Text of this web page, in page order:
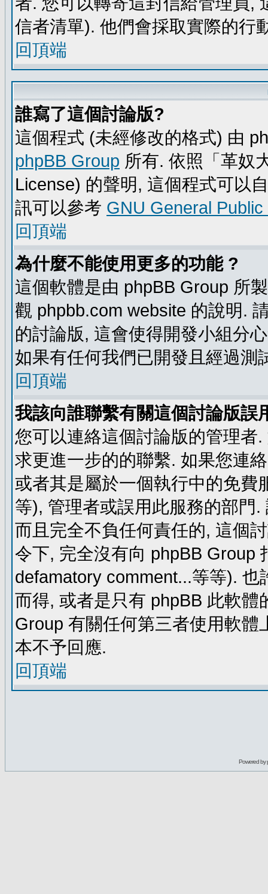
信者清單). 他們會採取實際的行
回頂端
誰寫了這個討論版?
這個程式 (未經修改的格式) 由
phpBB Group 所有. 依照「革奴
License) 的聲明, 這個程式可以
訊可以參考 GNU General
回頂端
為什麼不能使用更多的功能 ?
這個軟體是由 phpBB Group 所
觀 phpbb.com website 的說明.
的討論版, 這會使得開發小組分
如果有任何我們已開發且經過測
回頂端
我該向誰聯繫有關這個討論版誤
您可以連絡這個討論版的管理者
求更進一步的的聯繫. 如果您連
或者其是屬於一個執行中的免費
等), 管理者或誤用此服務的部門
而且完全不負任何責任的, 這個
令下, 完全沒有向 phpBB Group
defamatory comment...等等).
而得, 或者是只有 phpBB 此軟
Group 有關任何第三者使用軟
本不予回應.
回頂端
Powered by